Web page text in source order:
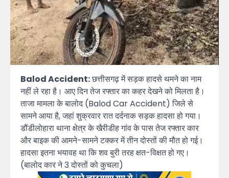
Balod Accident:छत्तीसगढ़ में सड़क हादसे थमने का नाम
नहीं ले रहा है। आए दिन तेज रफ्तार का कहर देखने को मिलता है।
ताजा मामला के बालोद (Balod Car Accident) जिले से
सामने आया है, जहां शुक्रवार रात दर्दनाक सड़क हादसा हो गया।
डौंडीलोहारा थाना क्षेत्र के खैरीडीह गांव के पास तेज रफ्तार कार
और बाइक की आमने-सामने टक्कर में तीन दोस्तों की मौत हो गई।
हादसा इतना भयावह था कि शव बुरी तरह क्षत-विक्षत हो गए।
(बालोद कार ने 3 दोस्तों को कुचला)